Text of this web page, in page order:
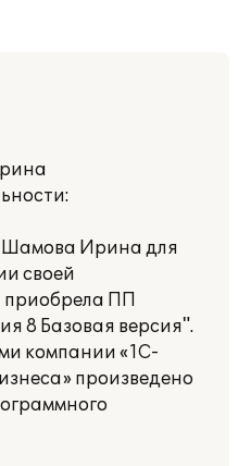
Ирина для
своей
приобрела ПП
8 Базовая версия".
компании «1С-
произведено